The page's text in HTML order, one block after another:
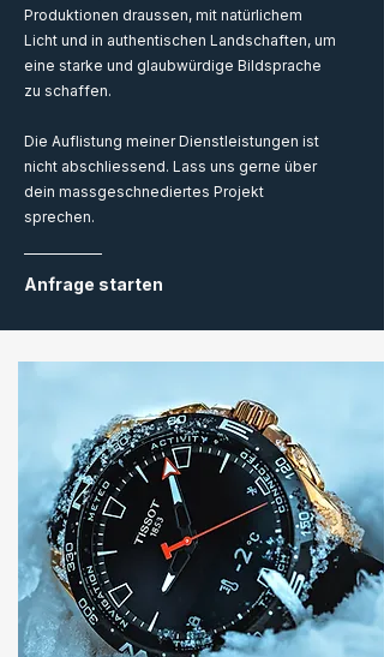
Produktionen draussen, mit natürlichem
Licht und in authentischen Landschaften, um
eine starke und glaubwürdige Bildsprache
zu schaffen.
Die Auflistung meiner Dienstleistungen ist
nicht abschliessend. Lass uns gerne über
dein massgeschnediertes Projekt
sprechen.
Anfrage starten